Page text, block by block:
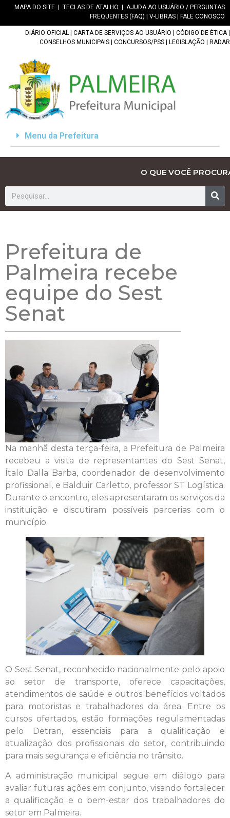
MAPA DO SITE TECLAS DE ATALHO
AJUDA AO USUÁRIO / PERGUNTAS
FREQUENTES (FAQ)
V-LIBRAS FALE CONOSCO
DIÁRIO OFICIAL CARTA DE SERVIÇOS AO USUÁRIO CÓDIGO DE ÉTICA|
CONSELHOS MUNICIPAIS
CONCURSOS/PSS LEGISLAÇÃO RADAR
Menu da Prefeitura
O QUE VOCÊ
Prefeitura de
Palmeira recebe
equipe do Sest
Senat
Na manhã desta terça-feira, a Prefeitura de Palmeira
recebeu a visita de representantes do Sest Senat,
Ítalo Dalla Barba, coordenador de desenvolvimento
profissional, e Balduir Carletto, professor ST Logística.
Durante o encontro, eles apresentaram os serviços da
instituição e discutiram possíveis parcerias com o
município.
O Sest Senat, reconhecido nacionalmente pelo apoio
ao setor de transporte, oferece capacitações,
atendimentos de saúde e outros benefícios voltados
para motoristas e trabalhadores da área. Entre os
cursos ofertados, estão formações regulamentadas
pelo Detran, essenciais para a qualificação e
atualização dos profissionais do setor, contribuindo
para mais segurança e eficiência no trânsito.
A administração municipal segue em diálogo para
avaliar futuras ações em conjunto, visando fortalecer
a qualificação e o bem-estar dos trabalhadores do
setor em Palmeira.